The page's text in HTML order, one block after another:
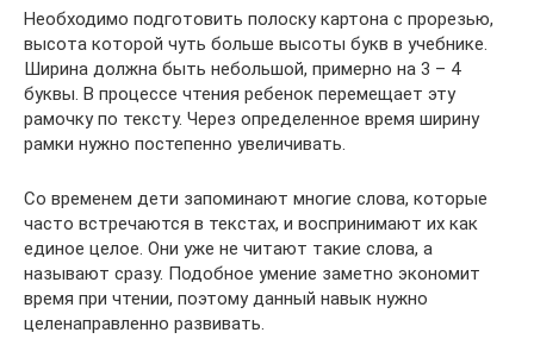
Необходимо подготовить полоску картона с прорезью,
высота которой чуть больше высоты букв в учебнике.
Ширина должна быть небольшой, примерно на 3 – 4
буквы. В процессе чтения ребенок перемещает эту
рамочку по тексту. Через определенное время ширину
рамки нужно постепенно увеличивать.
Со временем дети запоминают многие слова, которые
часто встречаются в текстах, и воспринимают их как
единое целое. Они уже не читают такие слова, а
называют сразу. Подобное умение заметно экономит
время при чтении, поэтому данный навык нужно
целенаправленно развивать.